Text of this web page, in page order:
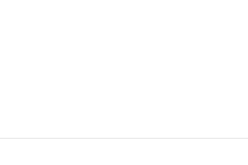
med piltangenterna.